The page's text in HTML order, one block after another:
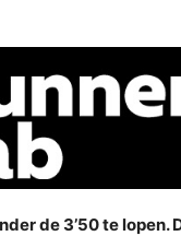
de 3’50 te